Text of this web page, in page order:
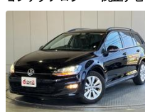
オ・フルセグ・Ｆドラレコ
ッシャー・ルーフレール・
ＥＴＣ・１６インチＡＷ・